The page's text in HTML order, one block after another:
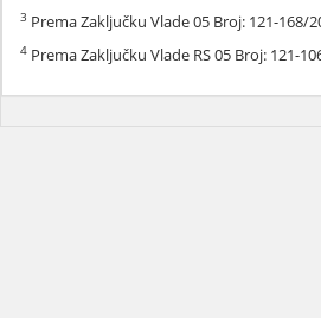
3 Prema Zaključku Vlade 05 Broj: 121-168/
4 Prema Zaključku Vlade RS 05 Broj: 121-